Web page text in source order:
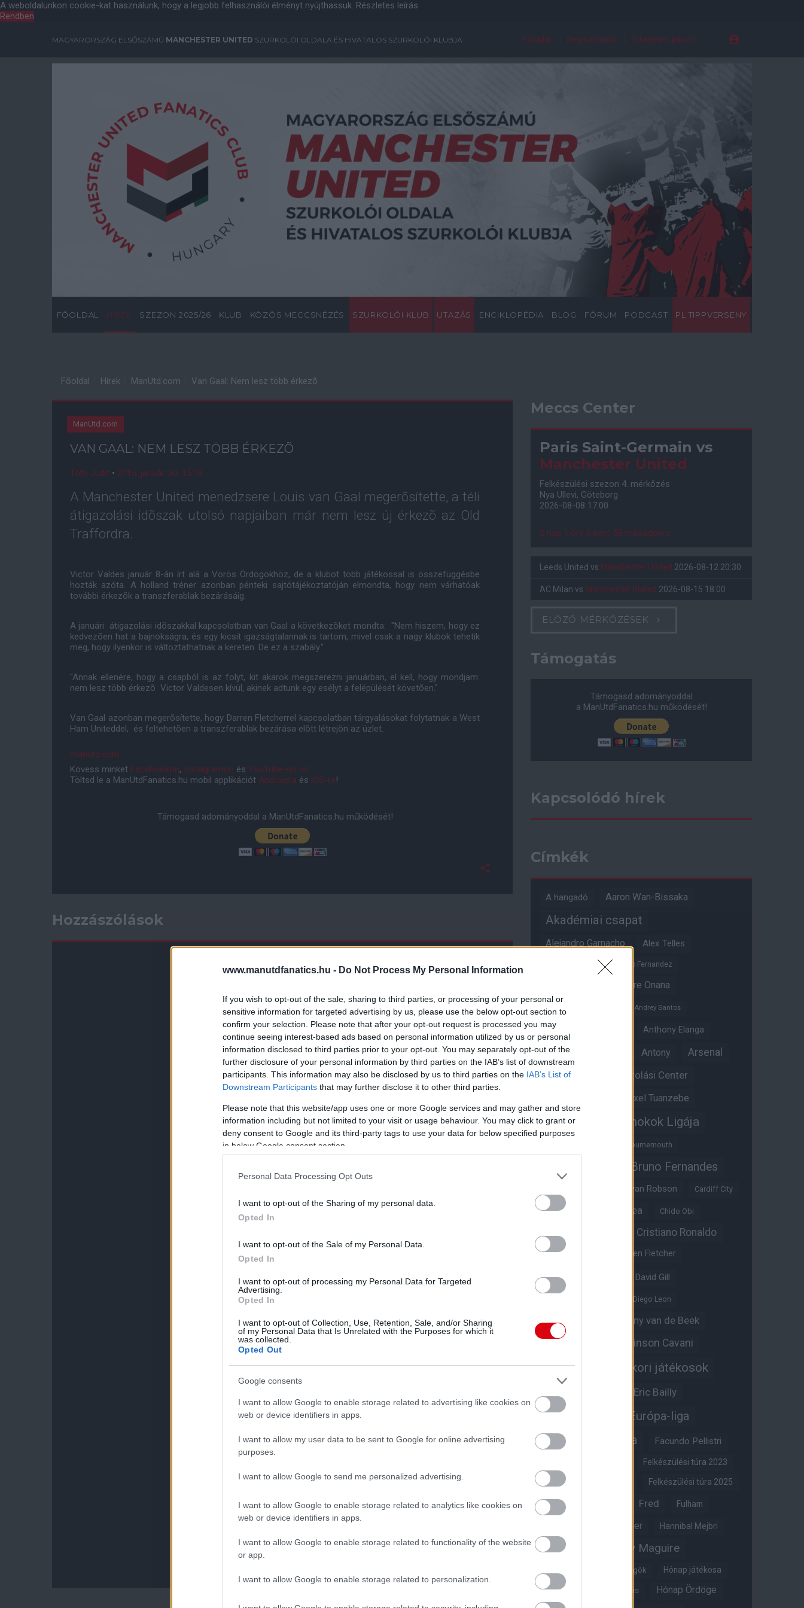
www.manutdfanatics.hu - Do Not Process My Personal Information
If you wish to opt-out of the sale, sharing to third parties, or processing of your personal or
sensitive information for targeted advertising by us, please use the below opt-out section to
confirm your selection. Please note that after your opt-out request is processed you may
continue seeing interest-based ads based on personal information utilized by us or personal
information disclosed to third parties prior to your opt-out. You may separately opt-out of the
further disclosure of your personal information by third parties on the IAB’s list of downstream
participants. This information may also be disclosed by us to third parties on the IAB’s List of
Downstream Participants that may further disclose it to other third parties.
Please note that this website/app uses one or more Google services and may gather and store
information including but not limited to your visit or usage behaviour. You may click to grant or
deny consent to Google and its third-party tags to use your data for below specified purposes
in below Google consent section.
Personal Data Processing Opt Outs
I want to opt-out of the Sharing of my personal data.
Opted In
I want to opt-out of the Sale of my Personal Data.
Opted In
I want to opt-out of processing my Personal Data for Targeted
Advertising.
Opted In
I want to opt-out of Collection, Use, Retention, Sale, and/or Sharing
of my Personal Data that Is Unrelated with the Purposes for which it
was collected.
Opted Out
Google consents
I want to allow Google to enable storage related to advertising like cookies on
web or device identifiers in apps.
I want to allow my user data to be sent to Google for online advertising
purposes.
I want to allow Google to send me personalized advertising.
I want to allow Google to enable storage related to analytics like cookies on
web or device identifiers in apps.
I want to allow Google to enable storage related to functionality of the website
or app.
I want to allow Google to enable storage related to personalization.
A weboldalunkon cookie-kat használunk, hogy a legjobb felhasználói élményt nyújthassuk. Részletes leírás
Rendben
MAGYARORSZÁG ELSŐSZÁMÚ MANCHESTER UNITED SZURKOLÓI OLDALA ÉS HIVATALOS SZURKOLÓI KLUBJA Főoldal Regisztráció Elfelejtett jelszó
FŐOLDAL HÍREK SZEZON 2025/26 KLUB KÖZÖS MECCSNÉZÉS SZURKOLÓI KLUB UTAZÁS ENCIKLOPÉDIA BLOG FÓRUM PODCAST PL TIPPVERSENY
Főoldal Hírek ManUtd.com Van Gaal: Nem lesz több érkezõ
ManUtd.com
VAN GAAL: NEM LESZ TÖBB ÉRKEZÕ
Tóth Judit • 2015. január. 30. 15:19
A Manchester United menedzsere Louis van Gaal megerõsítette, a téli
átigazolási idõszak utolsó napjaiban már nem lesz új érkezõ az Old
Traffordra.
Victor Valdes január 8-án írt alá a Vörös Ördögökhöz, de a klubot több játékossal is összefüggésbe
hozták azóta. A holland tréner azonban pénteki sajtótájékoztatóján elmondta, hogy nem várhatóak
további érkezõk a transzferablak bezárásáig.
A januári átigazolási idõszakkal kapcsolatban van Gaal a következõket mondta: "Nem hiszem, hogy ez
kedvezõen hat a bajnokságra, és egy kicsit igazságtalannak is tartom, mivel csak a nagy klubok tehetik
meg, hogy ilyenkor is változtathatnak a kereten. De ez a szabály."
"Annak ellenére, hogy a csapból is az folyt, kit akarok megszerezni januárban, el kell, hogy mondjam:
nem lesz több érkezõ Victor Valdesen kívül, akinek adtunk egy esélyt a felépülését követõen."
Van Gaal azonban megerõsítette, hogy Darren Fletcherrel kapcsolatban tárgyalásokat folytatnak a West
Ham Uniteddel, és feltehetõen a transzferablak bezárása elõtt létrejön az üzlet.
manutd.com
Kövess minket Facebookon, Instagramon és YouTube-on is!
Töltsd le a ManUtdFanatics.hu mobil applikációt Androidra és iOS-re!
Támogasd adományoddal a ManUtdFanatics.hu működését!
Hozzászólások
Meccs Center
Paris Saint-Germain vs
Manchester United
Felkészülési szezon 4. mérkőzés
Nya Ullevi, Göteborg
2026-08-08 17:00
2 nap 1 óra 6 perc 57 másodperc
Leeds United vs Manchester United 2026-08-12 20:30
AC Milan vs Manchester United 2026-08-15 18:00
ELŐZŐ MÉRKŐZÉSEK
Támogatás
Támogasd adományoddal
a ManUtdFanatics.hu működését!
Kapcsolódó hírek
Címkék
A hangadó Aaron Wan-Bissaka
Akadémiai csapat
Alejandro Garnacho Alex Telles
Alvaro Fernandez
Andre Onana
Andreas Pereira
Andrey Santos
Angol válogatott Anthony Elanga
Anthony Martial Antony Arsenal
Aston Villa Átigazolási Center
Axel Tuanzebe
Ayden Heaven Bajnokok Ligája
Bournemouth
Bruno Fernandes
Bryan Robson Cardiff City
Casemiro Chelsea Chido Obi
Cristiano Ronaldo
Crystal Palace Darren Fletcher
David De Gea David Gill
Diego Leon
Diogo Dalot
Donny van de Beek
Edinson Cavani
Edzői stáb Egykori játékosok
Eric Bailly
Erik ten Hag Európa-liga
Everton FA-kupa Facundo Pellistri
Felkészülési túra 2023
Felkészülési túra 2024 Felkészülési túra 2025
Felkészülési túra 2026 Fred Fulham
Glazer Hannibal Mejbri
Harry Amass Harry Maguire
Híres magyar Vörös Ördögök Hónap játékosa
Hónap legjobbja szavazás Hónap Ördöge